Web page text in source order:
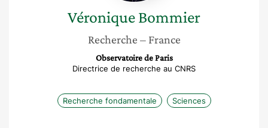
VéroniqueBommier
Recherche – France
Observatoire de Paris
Directrice de recherche au CNRS
Recherche fondamentale Sciences